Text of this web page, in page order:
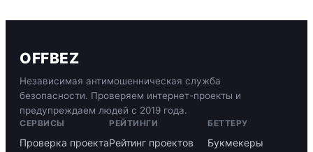
OFFBEZ
Независимая антимошенническая служба
безопасности. Проверяем интернет-проекты и
предупреждаем людей с 2019 года.
СЕРВИСЫ
Проверка проекта
РЕЙТИНГИ
Рейтинг проектов
БЕТТЕРУ
Букмекеры